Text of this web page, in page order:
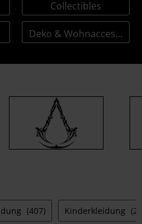
Collectibles
Deko & Wohnaccessoires
(407) Kinderkleidung